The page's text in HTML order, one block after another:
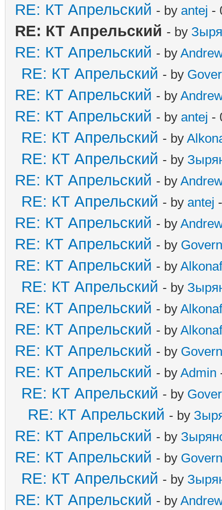
RE: КТ Апрельский - by antej -
RE: КТ Апрельский - by
RE: КТ Апрельский - by
RE: КТ Апрельский - by
RE: КТ Апрельский - by
RE: КТ Апрельский - by antej -
RE: КТ Апрельский - by
RE: КТ Апрельский - by
RE: КТ Апрельский - by
RE: КТ Апрельский - by antej
RE: КТ Апрельский - by
RE: КТ Апрельский - by
RE: КТ Апрельский - by
RE: КТ Апрельский - by
RE: КТ Апрельский - by
RE: КТ Апрельский - by
RE: КТ Апрельский - by
RE: КТ Апрельский - by Admin
RE: КТ Апрельский - by
RE: КТ Апрельский - by
RE: КТ Апрельский - by
RE: КТ Апрельский - by
RE: КТ Апрельский - by
RE: КТ Апрельский - by